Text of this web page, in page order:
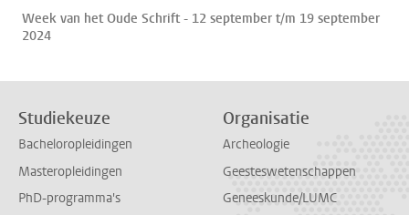
Week van het Oude Schrift - 12 september t/m 19 september
2024
Studiekeuze
Bacheloropleidingen
Masteropleidingen
PhD-programma's
Organisatie
Archeologie
Geesteswetenschappen
Geneeskunde/LUMC